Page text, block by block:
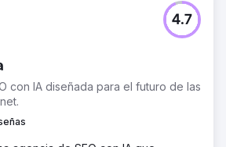
Arizona nos encargó convertirnos
uno en reinstalación de tuberías en
una reestructuración
debido a que su sitio web anterior
plataforma DYI (Wix,
con IA diseñada para el futuro de las
4.7